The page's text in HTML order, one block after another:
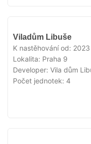
Viladům Libuše
K nastěhování od: 2023
Lokalita: Praha 9
Developer: Vila dům
Počet jednotek: 4